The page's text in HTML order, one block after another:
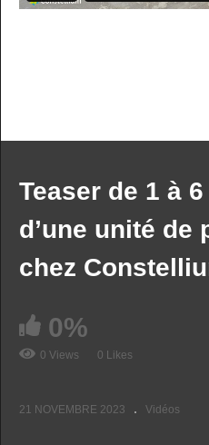
Jet Aviation
Teaser de 1 à
d’une unité de
chez
0%
0 Views 0 Likes
21 NOVEMBRE 2023 Vidéos